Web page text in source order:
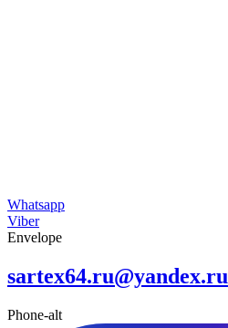
Whatsapp
Viber
Envelope
sartex64.ru@yandex.ru
Phone-alt